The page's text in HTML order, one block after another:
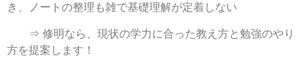
き、ノートの整理も雑で基礎理解が定着しない
⇒ 修明なら、 現状の学力に合った教え方と勉強のやり
方を提案 します！